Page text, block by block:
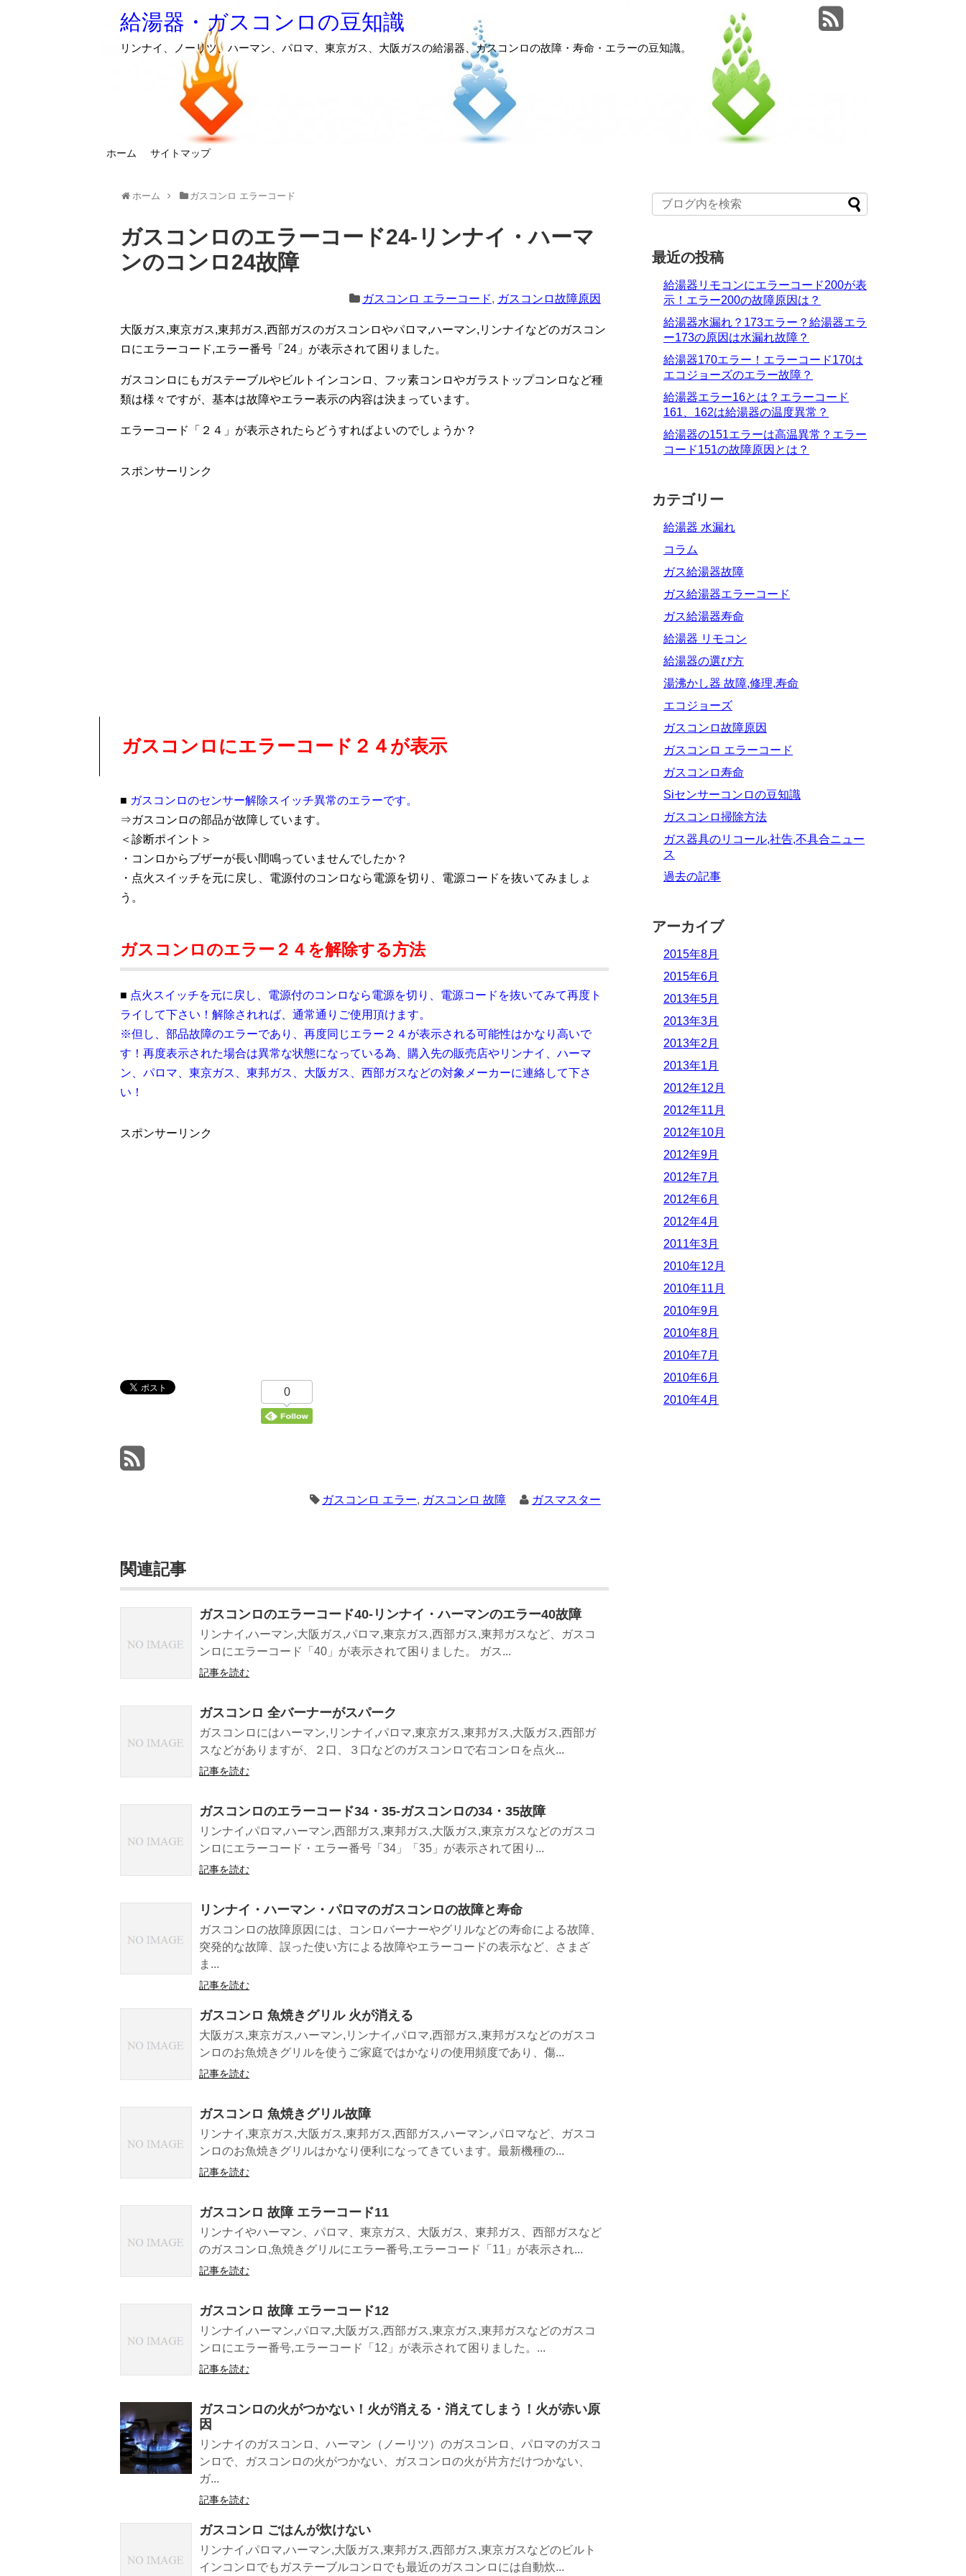
給湯器・ガスコンロの豆知識
リンナイ、ノーリツ、ハーマン、パロマ、東京ガス、大阪ガスの給湯器、ガスコンロの故障・寿命・エラーの豆知識。
ホーム サイトマップ
ホーム ガスコンロ エラーコード
ガスコンロのエラーコード24-リンナイ・ハーマ
ンのコンロ24故障
ガスコンロ エラーコード, ガスコンロ故障原因
大阪ガス,東京ガス,東邦ガス,西部ガスのガスコンロやパロマ,ハーマン,リンナイなどのガスコン
ロにエラーコード,エラー番号「24」が表示されて困りました。
ガスコンロにもガステーブルやビルトインコンロ、フッ素コンロやガラストップコンロなど種
類は様々ですが、基本は故障やエラー表示の内容は決まっています。
エラーコード「２４」が表示されたらどうすればよいのでしょうか？
スポンサーリンク
ガスコンロにエラーコード２４が表示
■ ガスコンロのセンサー解除スイッチ異常のエラーです。
⇒ガスコンロの部品が故障しています。
＜診断ポイント＞
・コンロからブザーが長い間鳴っていませんでしたか？
・点火スイッチを元に戻し、電源付のコンロなら電源を切り、電源コードを抜いてみましょ
う。
ガスコンロのエラー２４を解除する方法
■ 点火スイッチを元に戻し、電源付のコンロなら電源を切り、電源コードを抜いてみて再度ト
ライして下さい！ 解除されれば、通常通りご使用頂けます。
※但し、部品故障のエラーであり、再度同じエラー２４が表示される可能性はかなり高いで
す！再度表示された場合は異常な状態になっている為、購入先の販売店やリンナイ、ハーマ
ン、パロマ、東京ガス、東邦ガス、大阪ガス、西部ガスなどの対象メーカーに連絡して下さ
い！
スポンサーリンク
0
ガスコンロ エラー, ガスコンロ 故障 ガスマスター
関連記事
ガスコンロのエラーコード40-リンナイ・ハーマンのエラー40故障
リンナイ,ハーマン,大阪ガス,パロマ,東京ガス,西部ガス,東邦ガスなど、ガスコ
ンロにエラーコード「40」が表示されて困りました。 ガス...
記事を読む
ガスコンロ 全バーナーがスパーク
ガスコンロにはハーマン,リンナイ,パロマ,東京ガス,東邦ガス,大阪ガス,西部ガ
スなどがありますが、２口、３口などのガスコンロで右コンロを点火...
記事を読む
ガスコンロのエラーコード34・35-ガスコンロの34・35故障
リンナイ,パロマ,ハーマン,西部ガス,東邦ガス,大阪ガス,東京ガスなどのガスコ
ンロにエラーコード・エラー番号「34」「35」が表示されて困り...
記事を読む
リンナイ・ハーマン・パロマのガスコンロの故障と寿命
ガスコンロの故障原因には、コンロバーナーやグリルなどの寿命による故障、
突発的な故障、誤った使い方による故障やエラーコードの表示など、さまざ
ま...
記事を読む
ガスコンロ 魚焼きグリル 火が消える
大阪ガス,東京ガス,ハーマン,リンナイ,パロマ,西部ガス,東邦ガスなどのガスコ
ンロのお魚焼きグリルを使うご家庭ではかなりの使用頻度であり、傷...
記事を読む
ガスコンロ 魚焼きグリル故障
リンナイ,東京ガス,大阪ガス,東邦ガス,西部ガス,ハーマン,パロマなど、ガスコ
ンロのお魚焼きグリルはかなり便利になってきています。最新機種の...
記事を読む
ガスコンロ 故障 エラーコード11
リンナイやハーマン、パロマ、東京ガス、大阪ガス、東邦ガス、西部ガスなど
のガスコンロ,魚焼きグリルにエラー番号,エラーコード「11」が表示され...
記事を読む
ガスコンロ 故障 エラーコード12
リンナイ,ハーマン,パロマ,大阪ガス,西部ガス,東京ガス,東邦ガスなどのガスコ
ンロにエラー番号,エラーコード「12」が表示されて困りました。...
記事を読む
ガスコンロの火がつかない！火が消える・消えてしまう！火が赤い原
因
リンナイのガスコンロ、ハーマン（ノーリツ）のガスコンロ、パロマのガスコ
ンロで、ガスコンロの火がつかない、ガスコンロの火が片方だけつかない、
ガ...
記事を読む
ガスコンロ ごはんが炊けない
リンナイ,パロマ,ハーマン,大阪ガス,東邦ガス,西部ガス,東京ガスなどのビルト
インコンロでもガステーブルコンロでも最近のガスコンロには自動炊...
最近の投稿
給湯器リモコンにエラーコード200が表
示！エラー200の故障原因は？
給湯器水漏れ？173エラー？給湯器エラ
ー173の原因は水漏れ故障？
給湯器170エラー！エラーコード170は
エコジョーズのエラー故障？
給湯器エラー16とは？エラーコード
161、162は給湯器の温度異常？
給湯器の151エラーは高温異常？エラー
コード151の故障原因とは？
カテゴリー
給湯器 水漏れ
コラム
ガス給湯器故障
ガス給湯器エラーコード
ガス給湯器寿命
給湯器 リモコン
給湯器の選び方
湯沸かし器 故障,修理,寿命
エコジョーズ
ガスコンロ故障原因
ガスコンロ エラーコード
ガスコンロ寿命
Siセンサーコンロの豆知識
ガスコンロ掃除方法
ガス器具のリコール,社告,不具合ニュー
ス
過去の記事
アーカイブ
2015年8月
2015年6月
2013年5月
2013年3月
2013年2月
2013年1月
2012年12月
2012年11月
2012年10月
2012年9月
2012年7月
2012年6月
2012年4月
2011年3月
2010年12月
2010年11月
2010年9月
2010年8月
2010年7月
2010年6月
2010年4月